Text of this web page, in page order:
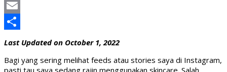
Line
Email
Share
Last Updated on October 1, 2022
Bagi yang sering melihat feeds atau stories saya di Instagram,